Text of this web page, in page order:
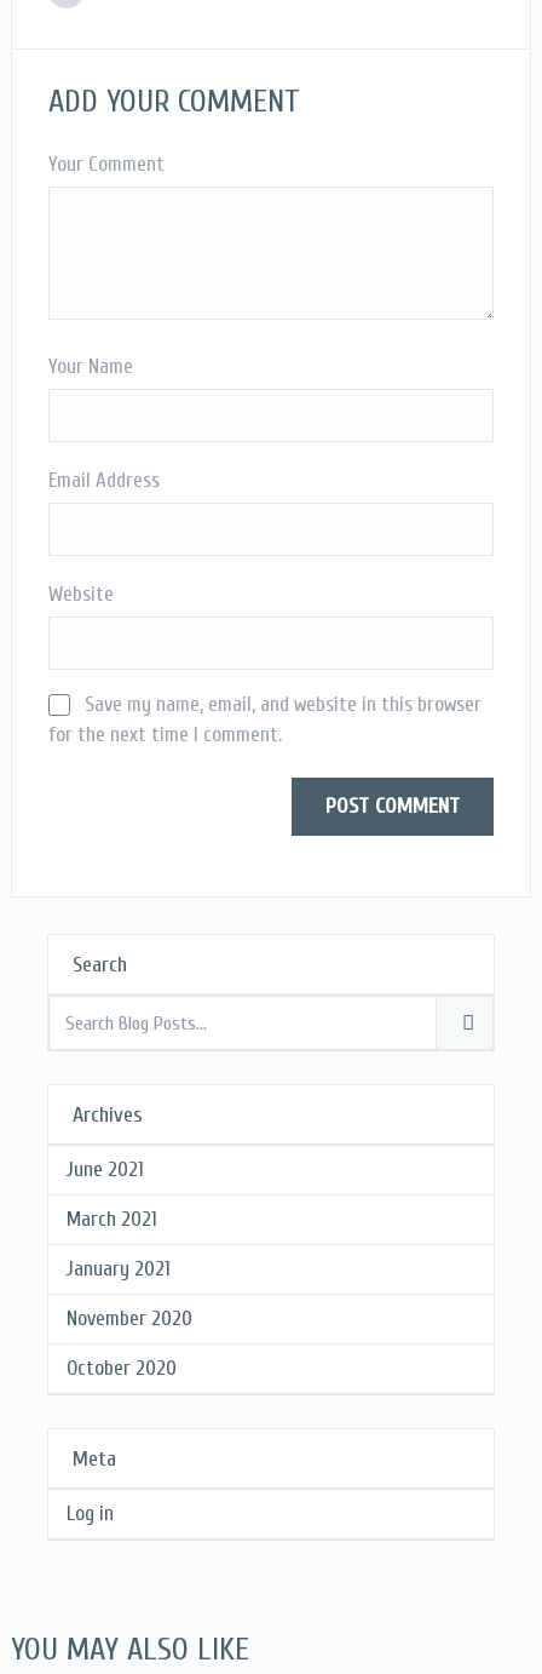
ADD YOUR COMMENT
Your Comment
Your Name
Email Address
Website
Save my name, email, and website in this browser
for the next time I comment.
Search
Archives
June 2021
March 2021
January 2021
November 2020
October 2020
Meta
Log in
YOU MAY ALSO LIKE